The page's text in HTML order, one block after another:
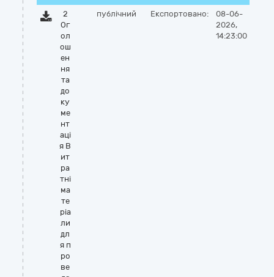
2
Ог
ол
ош
ен
ня
та
до
ку
ме
нт
аці
я В
ит
ра
тні
ма
те
ріа
ли
дл
я п
ро
ве
публічний Експортовано:
08-06-
2026,
14:23:00